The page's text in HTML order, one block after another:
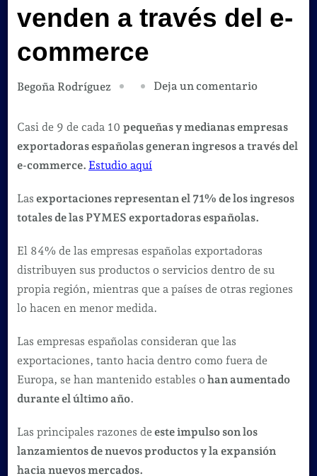
venden a través del e-
commerce
Begoña Rodríguez Deja un comentarioen
9
de
empresas
españolas
a
través
del
Casi de 9 de cada 10 pequeñas y medianas empresas
exportadoras españolas generan ingresos a través del
e-commerce. Estudio aquí
Las exportaciones representan el 71% de los ingresos
totales de las PYMES exportadoras españolas.
El 84% de las empresas españolas exportadoras
distribuyen sus productos o servicios dentro de su
propia región, mientras que a países de otras regiones
lo hacen en menor medida.
Las empresas españolas consideran que las
exportaciones, tanto hacia dentro como fuera de
Europa, se han mantenido estables o han aumentado
durante el último año.
Las principales razones deeste impulso son los
lanzamientos de nuevos productos y la expansión
hacia nuevos mercados.